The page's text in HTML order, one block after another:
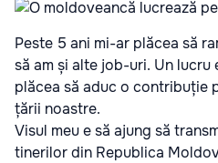
Peste 5 ani mi-ar plăcea să
să am și alte job-uri. Un
plăcea să aduc o contribuție
țării noastre.
Visul meu e să ajung să
tinerilor din Republica